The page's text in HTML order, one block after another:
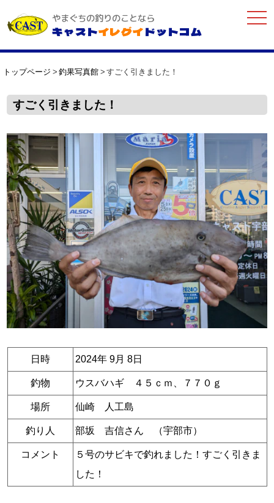
やまぐちの釣りのことなら
キャストイレグイドットコム
トップページ 釣果写真館 すごく引きました！
すごく引きました！
日時 2024年 9月 8日
釣物 ウスバハギ ４５ｃｍ、７７０ｇ
場所 仙崎 人工島
釣り人 部坂 吉信さん （宇部市）
コメント
５号のサビキで釣れました！すごく引きま
した！